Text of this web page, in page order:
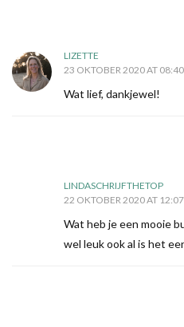
LIZETTE
23 OKTOBER 2020 AT 08:40
Wat lief, dankjewel!
LINDASCHRIJFTHETOP
22 OKTOBER 2020 AT 12:07
Wat heb je een mooie
wel leuk ook al is het